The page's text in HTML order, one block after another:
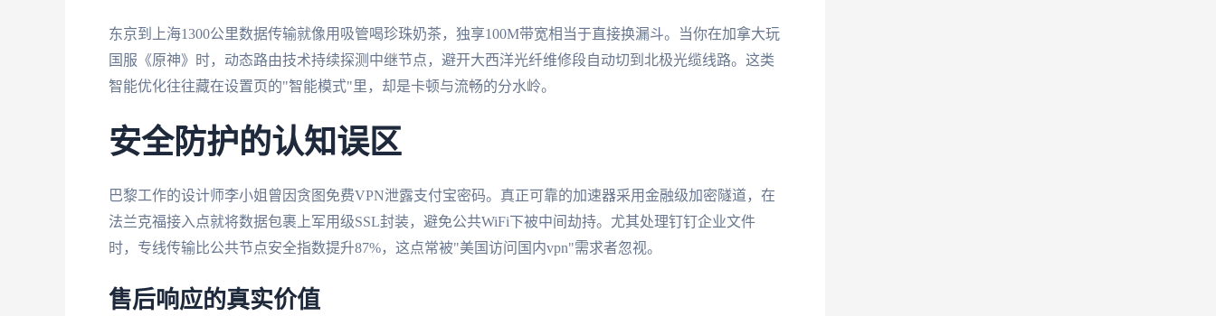
东京到上海1300公里数据传输就像用吸管喝珍珠奶茶，独享100M带宽相当于直接换漏斗。当你在加拿大玩
国服《原神》时，动态路由技术持续探测中继节点，避开大西洋光纤维修段自动切到北极光缆线路。这类
智能优化往往藏在设置页的"智能模式"里，却是卡顿与流畅的分水岭。
安全防护的认知误区
巴黎工作的设计师李小姐曾因贪图免费VPN泄露支付宝密码。真正可靠的加速器采用金融级加密隧道，在
法兰克福接入点就将数据包裹上军用级SSL封装，避免公共WiFi下被中间劫持。尤其处理钉钉企业文件
时，专线传输比公共节点安全指数提升87%，这点常被"美国访问国内vpn"需求者忽视。
售后响应的真实价值